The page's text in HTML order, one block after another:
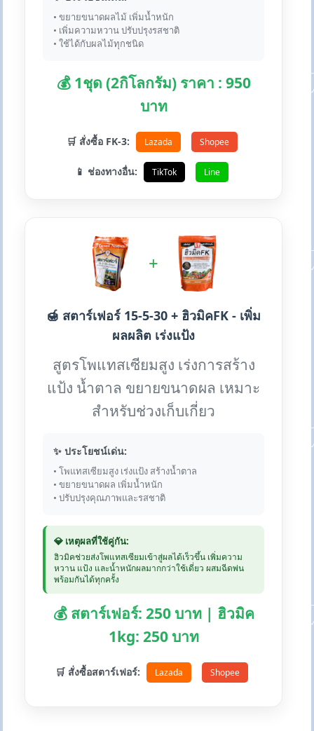
• ขยายขนาดผลไม้ เพิ่มน้ำหนัก
• เพิ่มความหวาน ปรับปรุงรสชาติ
• ใช้ได้กับผลไม้ทุกชนิด
💰 1ชุด (2กิโลกรัม) ราคา : 950
บาท
🛒 สั่งซื้อ FK-3: Lazada Shopee
📱 ช่องทางอื่น: TikTok Line
+
🍯 สตาร์เฟอร์ 15-5-30 + ฮิวมิคFK - เพิ่ม
ผลผลิต เร่งแป้ง
สูตรโพแทสเซียมสูง เร่งการสร้าง
แป้ง น้ำตาล ขยายขนาดผล เหมาะ
สำหรับช่วงเก็บเกี่ยว
✨ ประโยชน์เด่น:
• โพแทสเซียมสูง เร่งแป้ง สร้างน้ำตาล
• ขยายขนาดผล เพิ่มน้ำหนัก
• ปรับปรุงคุณภาพและรสชาติ
💎 เหตุผลที่ใช้คู่กัน:
ฮิวมิคช่วยส่งโพแทสเซียมเข้าสู่ผลได้เร็วขึ้น เพิ่มความ
หวาน แป้ง และน้ำหนักผลมากกว่าใช้เดี่ยว ผสมฉีดพ่น
พร้อมกันได้ทุกครั้ง
💰 สตาร์เฟอร์: 250 บาท | ฮิวมิค
1kg: 250 บาท
🛒 สั่งซื้อสตาร์เฟอร์: Lazada Shopee